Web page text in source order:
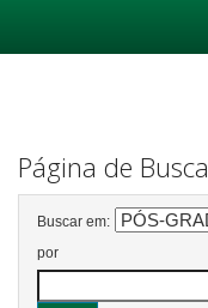
Página de Busca
Buscar em:
por